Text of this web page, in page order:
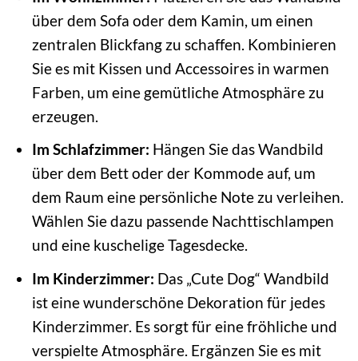
über dem Sofa oder dem Kamin, um einen
zentralen Blickfang zu schaffen. Kombinieren
Sie es mit Kissen und Accessoires in warmen
Farben, um eine gemütliche Atmosphäre zu
erzeugen.
Im Schlafzimmer: Hängen Sie das Wandbild
über dem Bett oder der Kommode auf, um
dem Raum eine persönliche Note zu verleihen.
Wählen Sie dazu passende Nachttischlampen
und eine kuschelige Tagesdecke.
Im Kinderzimmer: Das „Cute Dog“ Wandbild
ist eine wunderschöne Dekoration für jedes
Kinderzimmer. Es sorgt für eine fröhliche und
verspielte Atmosphäre. Ergänzen Sie es mit